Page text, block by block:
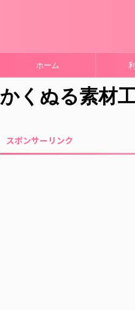
ホーム
かくぬる素材
スポンサーリンク